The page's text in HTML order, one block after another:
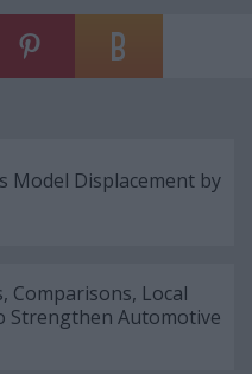
Model Displacement by
Comparisons, Local
Strengthen Automotive